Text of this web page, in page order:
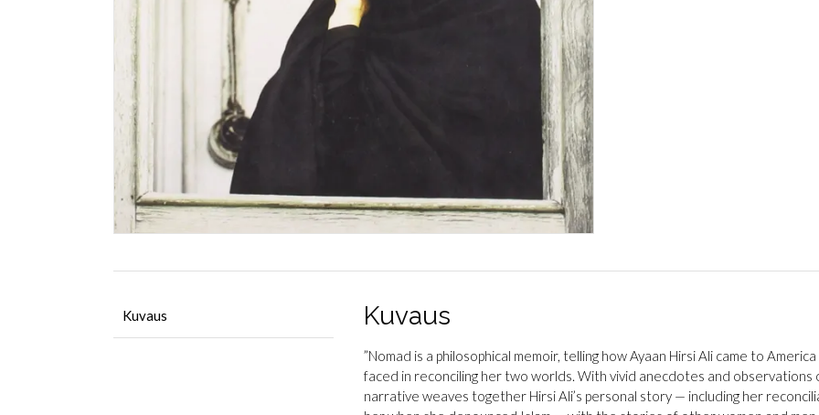
Kuvaus Kuvaus
”Nomad is a philosophical memoir, telling how Ayaan Hirsi Ali came to
faced in reconciling her two worlds. With vivid anecdotes and observations
narrative weaves together Hirsi Ali’s personal story — including her